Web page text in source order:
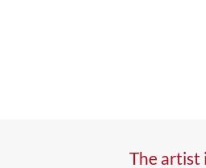
The artist